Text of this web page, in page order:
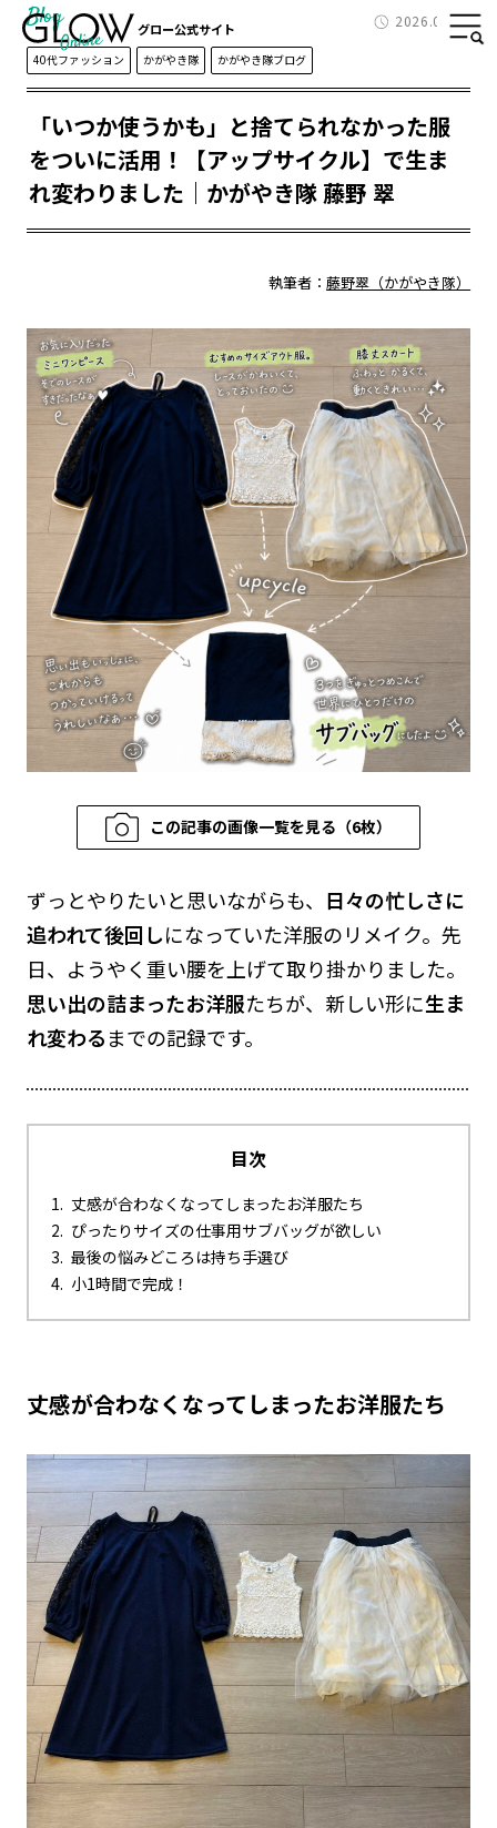
グロー公式サイト 2026.06.14
Blog
40代ファッション かがやき隊 かがやき隊ブログ
「いつか使うかも」と捨てられなかった服
をついに活用！【アップサイクル】で生ま
れ変わりました｜かがやき隊 藤野 翠
執筆者：藤野翠（かがやき隊）
この記事の画像一覧を見る（6枚）
ずっとやりたいと思いながらも、 日々の忙しさに
追われて後回しになっていた洋服のリメイク。先
日、ようやく重い腰を上げて取り掛かりました。
思い出の詰まったお洋服たちが、新しい形に生ま
れ変わるまでの記録です。
目次
丈感が合わなくなってしまったお洋服たち
ぴったりサイズの仕事用サブバッグが欲しい
最後の悩みどころは持ち手選び
小1時間で完成！
丈感が合わなくなってしまったお洋服たち